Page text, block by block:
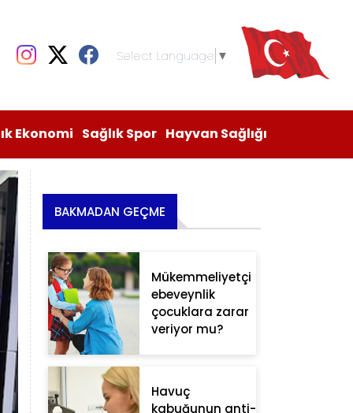
Select Language ▼
Ekonomi Sağlık Spor Hayvan Sağlığı
BAKMADAN GEÇME
Mükemmeliyetçi
ebeveynlik
çocuklara zarar
veriyor mu?
Havuç
kabuğunun anti-